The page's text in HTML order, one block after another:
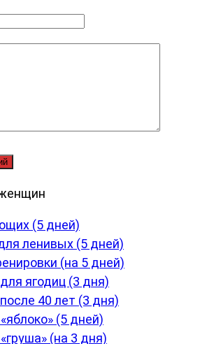
(5 дней)
ленивых (5 дней)
(на 5 дней)
ягодиц (3 дня)
40 лет (3 дня)
(5 дней)
(на 3 дня)